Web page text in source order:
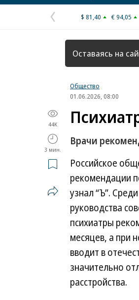
Предыдущая
страница
$ 81,40 € 94,05
Оставаясь на
Общество
01.06.2026, 08:00
44K
3 мин.
Врачи
Российское
рекомендации
узнал “Ъ”.
руководства
психиатры
месяцев, а при
вводит в
значительно
расстройства.